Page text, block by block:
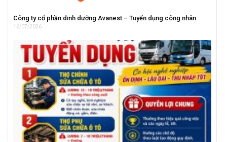
Công ty cổ phần dinh dưỡng Avanest – Tuyển dụng công nhân
16/07/2026